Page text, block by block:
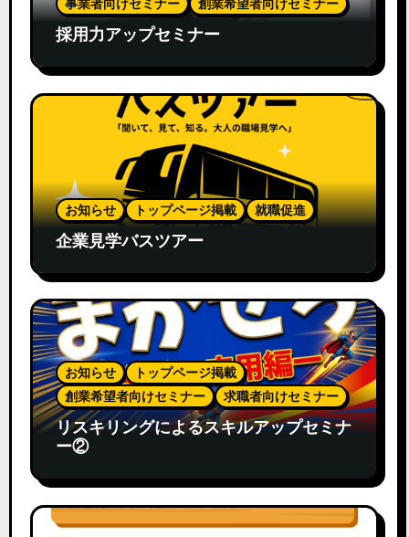
採用力アップセミナー
お知らせ トップページ掲載 就職促進
企業見学バスツアー
お知らせ
トップページ掲載
創業希望者向けセミナー
求職者向けセミナー
リスキリングによるスキルアップセミナ
ー②